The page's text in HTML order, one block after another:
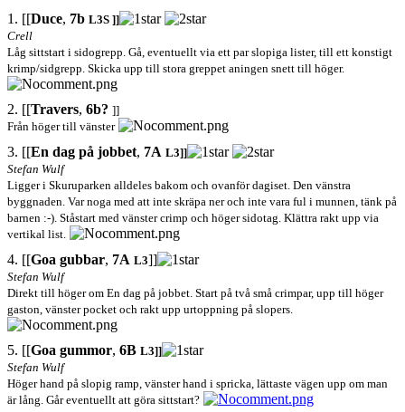
1. [[Duce, 7b L3S ]]
Crell
Låg sittstart i sidogrepp. Gå, eventuellt via ett par slopiga lister, till ett konstigt
krimp/sidgrepp. Skicka upp till stora greppet aningen snett till höger.
2. [[Travers, 6b? ]]
Från höger till vänster
3. [[En dag på jobbet, 7A L3]]
Stefan Wulf
Ligger i Skuruparken alldeles bakom och ovanför dagiset. Den vänstra
byggnaden. Var noga med att inte skräpa ner och inte vara ful i munnen, tänk på
barnen :-). Ståstart med vänster crimp och höger sidotag. Klättra rakt upp via
vertikal list.
4. [[Goa gubbar, 7A L3]]
Stefan Wulf
Direkt till höger om En dag på jobbet. Start på två små crimpar, upp till höger
gaston, vänster pocket och rakt upp urtoppning på slopers.
5. [[Goa gummor, 6B L3]]
Stefan Wulf
Höger hand på slopig ramp, vänster hand i spricka, lättaste vägen upp om man
är lång. Går eventuellt att göra sittstart?